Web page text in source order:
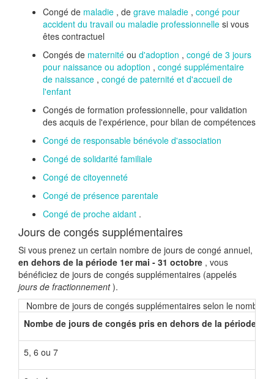
Congé de maladie , de grave maladie , congé pour
accident du travail ou maladie professionnelle si vous
êtes contractuel
Congés de maternité ou d'adoption , congé de 3 jours
pour naissance ou adoption , congé supplémentaire
de naissance , congé de paternité et d'accueil de
l'enfant
Congés de formation professionnelle, pour validation
des acquis de l'expérience, pour bilan de compétences
Congé de responsable bénévole d'association
Congé de solidarité familiale
Congé de citoyenneté
Congé de présence parentale
Congé de proche aidant .
Jours de congés supplémentaires
Si vous prenez un certain nombre de jours de congé annuel,
en dehors de la période 1er mai - 31 octobre , vous
bénéficiez de jours de congés supplémentaires (appelés
jours de fractionnement ).
Nombre de jours de congés supplémentaires selon le nombre
Nombe de jours de congés pris en dehors de la période 1
5, 6 ou 7